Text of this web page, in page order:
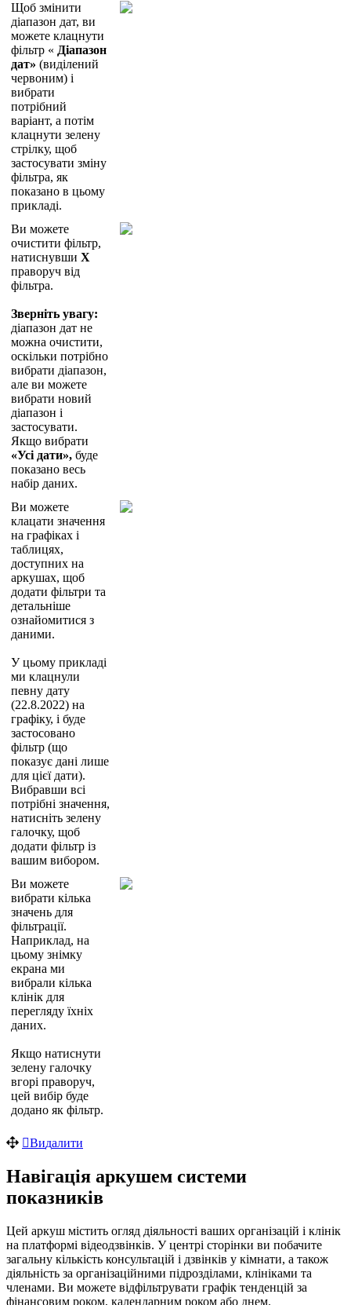
Щоб змінити
діапазон дат, ви
можете клацнути
фільтр « Діапазон
дат» (виділений
червоним) і
вибрати
потрібний
варіант, а потім
клацнути зелену
стрілку, щоб
застосувати зміну
фільтра, як
показано в цьому
прикладі.
Ви можете
очистити фільтр,
натиснувши X
праворуч від
фільтра.
Зверніть увагу:
діапазон дат не
можна очистити,
оскільки потрібно
вибрати діапазон,
але ви можете
вибрати новий
діапазон і
застосувати.
Якщо вибрати
«Усі дати», буде
показано весь
набір даних.
Ви можете
клацати значення
на графіках і
таблицях,
доступних на
аркушах, щоб
додати фільтри та
детальніше
ознайомитися з
даними.
У цьому прикладі
ми клацнули
певну дату
(22.8.2022) на
графіку, і буде
застосовано
фільтр (що
показує дані лише
для цієї дати).
Вибравши всі
потрібні значення,
натисніть зелену
галочку, щоб
додати фільтр із
вашим вибором.
Ви можете
вибрати кілька
значень для
фільтрації.
Наприклад, на
цьому знімку
екрана ми
вибрали кілька
клінік для
перегляду їхніх
даних.
Якщо натиснути
зелену галочку
вгорі праворуч,
цей вибір буде
додано як фільтр.
Видалити
Навігація аркушем системи
показників
Цей аркуш містить огляд діяльності ваших організацій і клінік
на платформі відеодзвінків. У центрі сторінки ви побачите
загальну кількість консультацій і дзвінків у кімнати, а також
діяльність за організаційними підрозділами, клініками та
членами. Ви можете відфільтрувати графік тенденцій за
фінансовим роком, календарним роком або днем.